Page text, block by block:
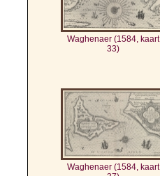
Waghenaer (1584, kaart
33)
Waghenaer (1584, kaart